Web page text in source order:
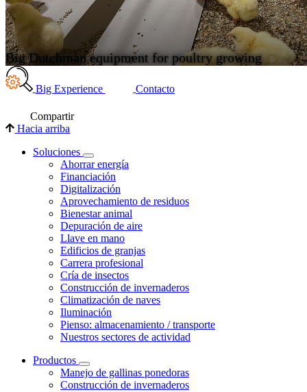
Big Dutchman equipment for poultry growing
Big Experience Contacto
Compartir
Hacia arriba
Soluciones
Ahorrar energía
Financiación
Digitalización
Aprovechamiento de residuos
Bienestar animal
Depuración de aire
Llave en mano
Edificios de granjas
Carrera profesional
Cría de insectos
Construcción de invernaderos
Climatización de naves
Iluminación
Pienso: almacenamiento / transporte
Nuestros sectores de actividad
Productos
Manejo de gallinas ponedoras
Construcción de invernaderos